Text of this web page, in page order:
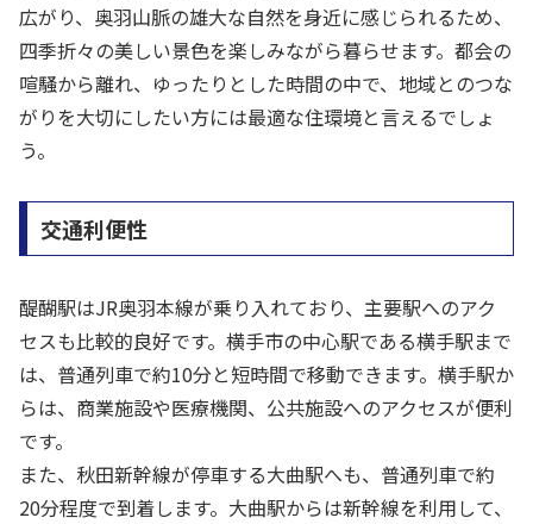
広がり、奥羽山脈の雄大な自然を身近に感じられるため、
四季折々の美しい景色を楽しみながら暮らせます。都会の
喧騒から離れ、ゆったりとした時間の中で、地域とのつな
がりを大切にしたい方には最適な住環境と言えるでしょ
う。
交通利便性
醍醐駅はJR奥羽本線が乗り入れており、主要駅へのアク
セスも比較的良好です。横手市の中心駅である横手駅まで
は、普通列車で約10分と短時間で移動できます。横手駅か
らは、商業施設や医療機関、公共施設へのアクセスが便利
です。
また、秋田新幹線が停車する大曲駅へも、普通列車で約
20分程度で到着します。大曲駅からは新幹線を利用して、